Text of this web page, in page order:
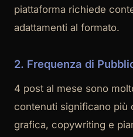
piattaforma richiede
adattamenti al formato.
2. Frequenza di
4 post al mese sono
contenuti significano più
grafica, copywriting e